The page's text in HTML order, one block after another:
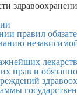
правил
и